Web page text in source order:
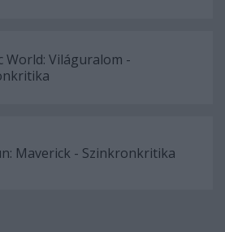
World: Világuralom -
Maverick - Szinkronkritika